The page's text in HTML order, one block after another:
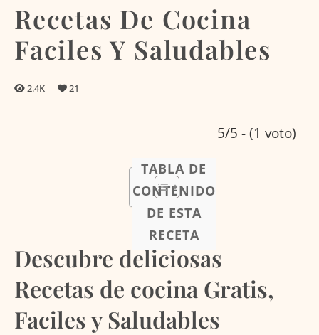
Recetas De Cocina
Faciles Y Saludables
2.4K 21
5/5 - (1 voto)
TABLA DE
CONTENIDO
DE ESTA
RECETA
Descubre deliciosas
Recetas de cocina Gratis,
Faciles y Saludables